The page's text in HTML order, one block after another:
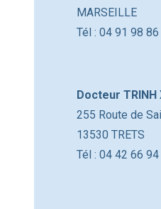
MARSEILLE
Tél : 04 91 98 86
Docteur TRINH
255 Route de
13530 TRETS
Tél : 04 42 66 94